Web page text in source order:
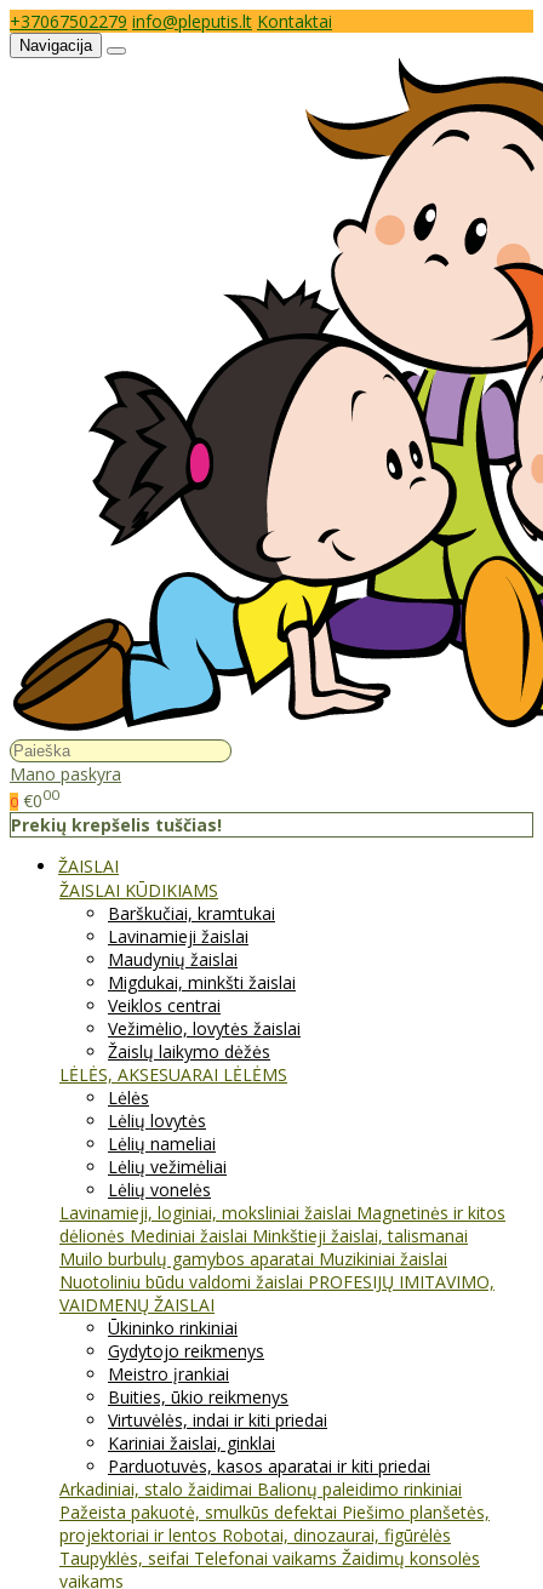
+37067502279 info@pleputis.lt Kontaktai
Navigacija
Mano paskyra
0 €000
Prekių krepšelis tuščias!
ŽAISLAI
ŽAISLAI KŪDIKIAMS
Barškučiai, kramtukai
Lavinamieji žaislai
Maudynių žaislai
Migdukai, minkšti žaislai
Veiklos centrai
Vežimėlio, lovytės žaislai
Žaislų laikymo dėžės
LĖLĖS, AKSESUARAI LĖLĖMS
Lėlės
Lėlių lovytės
Lėlių nameliai
Lėlių vežimėliai
Lėlių vonelės
Lavinamieji, loginiai, moksliniai žaislai Magnetinės ir kitos
dėlionės Mediniai žaislai Minkštieji žaislai, talismanai
Muilo burbulų gamybos aparatai Muzikiniai žaislai
Nuotoliniu būdu valdomi žaislai PROFESIJŲ IMITAVIMO,
VAIDMENŲ ŽAISLAI
Ūkininko rinkiniai
Gydytojo reikmenys
Meistro įrankiai
Buities, ūkio reikmenys
Virtuvėlės, indai ir kiti priedai
Kariniai žaislai, ginklai
Parduotuvės, kasos aparatai ir kiti priedai
Arkadiniai, stalo žaidimai Balionų paleidimo rinkiniai
Pažeista pakuotė, smulkūs defektai Piešimo planšetės,
projektoriai ir lentos Robotai, dinozaurai, figūrėlės
Taupyklės, seifai Telefonai vaikams Žaidimų konsolės
vaikams